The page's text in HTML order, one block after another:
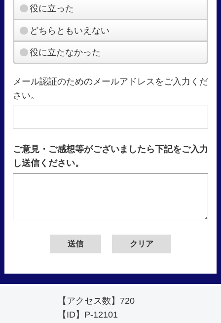
役に立った
どちらともいえない
役に立たなかった
メール認証のためのメールアドレスをご入力くだ
さい。
ご意見・ご感想等がございましたら下記をご入力
し送信ください。
【アクセス数】 720
【ID】 P-12101